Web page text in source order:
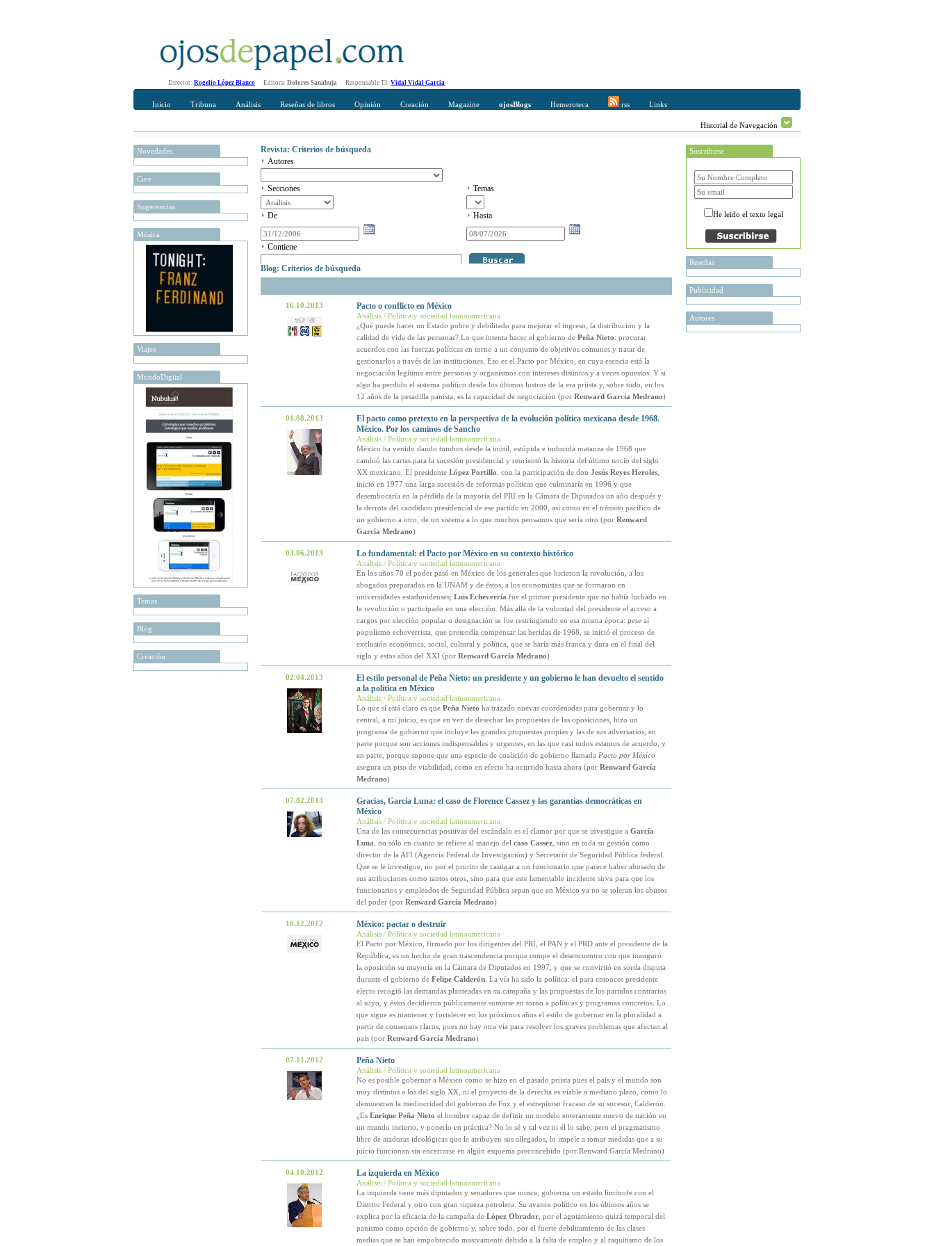
Director: Rogelio López Blanco Editora: Dolores Sanahuja Responsable TI: Vidal Vidal Garcia
Inicio Tribuna Análisis Reseñas de libros Opinión Creación Magazine ojosBlogs Hemeroteca rss Links
Historial de Navegación
Novedades
Cine
Sugerencias
Música
Viajes
MundoDigital
Temas
Blog
Creación
Revista: Criterios de búsqueda
Autores
Secciones Temas
De Hasta
Contiene
Blog: Criterios de búsqueda
16.10.2013 Pacto o conflicto en México
Análisis / Política y sociedad latinoamericana
¿Qué puede hacer un Estado pobre y debilitado para mejorar el ingreso, la distribución y la
calidad de vida de las personas? Lo que intenta hacer el gobierno de Peña Nieto: procurar
acuerdos con las fuerzas políticas en torno a un conjunto de objetivos comunes y tratar de
gestionarlos a través de las instituciones. Eso es el Pacto por México, en cuya esencia está la
negociación legítima entre personas y organismos con intereses distintos y a veces opuestos. Y si
algo ha perdido el sistema político desde los últimos lustros de la era priista y, sobre todo, en los
12 años de la pesadilla panista, es la capacidad de negociación (por Renward García Medrano)
01.08.2013
El pacto como pretexto en la perspectiva de la evolución política mexicana desde 1968.
México. Por los caminos de Sancho
Análisis / Política y sociedad latinoamericana
México ha venido dando tumbos desde la inútil, estúpida e inducida matanza de 1968 que
cambió las cartas para la sucesión presidencial y reorientó la historia del último tercio del siglo
XX mexicano. El presidente López Portillo , con la participación de don Jesús Reyes Heroles,
inició en 1977 una larga sucesión de reformas políticas que culminaría en 1996 y que
desembocaría en la pérdida de la mayoría del PRI en la Cámara de Diputados un año después y
la derrota del candidato presidencial de ese partido en 2000, así como en el tránsito pacífico de
un gobierno a otro, de un sistema a lo que muchos pensamos que sería otro (por Renward
García Medrano)
03.06.2013 Lo fundamental: el Pacto por México en su contexto histórico
Análisis / Política y sociedad latinoamericana
En los años 70 el poder pasó en México de los generales que hicieron la revolución, a los
abogados preparados en la UNAM y de éstos, a los economistas que se formaron en
universidades estadunidenses; Luis Echeverría fue el primer presidente que no había luchado en
la revolución o participado en una elección. Más allá de la voluntad del presidente el acceso a
cargos por elección popular o designación se fue restringiendo en esa misma época: pese al
populismo echeverrista, que pretendía compensar las heridas de 1968, se inició el proceso de
exclusión económica, social, cultural y política, que se haría más franca y dura en el final del
siglo y estos años del XXI (por Renward García Medrano)
02.04.2013
El estilo personal de Peña Nieto: un presidente y un gobierno le han devuelto el sentido
a la política en México
Análisis / Política y sociedad latinoamericana
Lo que sí está claro es que Peña Nieto ha trazado nuevas coordenadas para gobernar y lo
central, a mi juicio, es que en vez de desechar las propuestas de las oposiciones, hizo un
programa de gobierno que incluye las grandes propuestas propias y las de sus adversarios, en
parte porque son acciones indispensables y urgentes, en las que casi todos estamos de acuerdo, y
en parte, porque supone que una especie de coalición de gobierno llamada Pacto por México
asegura un piso de viabilidad, como en efecto ha ocurrido hasta ahora (por Renward García
Medrano)
07.02.2013
Gracias, García Luna: el caso de Florence Cassez y las garantías democráticas en
México
Análisis / Política y sociedad latinoamericana
Una de las consecuencias positivas del escándalo es el clamor por que se investigue a García
Luna , no sólo en cuanto se refiere al manejo del caso Cassez, sino en toda su gestión como
director de la AFI (Agencia Federal de Investigación) y Secretario de Seguridad Pública federal.
Que se le investigue, no por el prurito de castigar a un funcionario que parece haber abusado de
sus atribuciones como tantos otros, sino para que este lamentable incidente sirva para que los
funcionarios y empleados de Seguridad Pública sepan que en México ya no se toleran los abusos
del poder (por Renward García Medrano)
10.12.2012 México: pactar o destruir
Análisis / Política y sociedad latinoamericana
El Pacto por México, firmado por los dirigentes del PRI, el PAN y el PRD ante el presidente de la
República, es un hecho de gran trascendencia porque rompe el desencuentro con que inauguró
la oposición su mayoría en la Cámara de Diputados en 1997, y que se convirtió en sorda disputa
durante el gobierno de Felipe Calderón. La vía ha sido la política: el para entonces presidente
electo recogió las demandas planteadas en su campaña y las propuestas de los partidos contrarios
al suyo, y éstos decidieron públicamente sumarse en torno a políticas y programas concretos. Lo
que sigue es mantener y fortalecer en los próximos años el estilo de gobernar en la pluralidad a
partir de consensos claros, pues no hay otra vía para resolver los graves problemas que afectan al
país (por Renward García Medrano)
07.11.2012 Peña Nieto
Análisis / Política y sociedad latinoamericana
No es posible gobernar a México como se hizo en el pasado priista pues el país y el mundo son
muy distintos a los del siglo XX, ni el proyecto de la derecha es viable a mediano plazo, como lo
demuestran la mediocridad del gobierno de Fox y el estrepitoso fracaso de su sucesor, Calderón.
¿Es Enrique Peña Nieto el hombre capaz de definir un modelo enteramente nuevo de nación en
un mundo incierto, y ponerlo en práctica? No lo sé y tal vez ni él lo sabe, pero el pragmatismo
libre de ataduras ideológicas que le atribuyen sus allegados, lo impele a tomar medidas que a su
juicio funcionan sin encerrarse en algún esquema preconcebido (por Renward García Medrano)
04.10.2012 La izquierda en México
Análisis / Política y sociedad latinoamericana
La izquierda tiene más diputados y senadores que nunca, gobierna un estado limítrofe con el
Distrito Federal y otro con gran riqueza petrolera. Su avance político en los últimos años se
explica por la eficacia de la campaña de López Obrador, por el agotamiento quizá temporal del
panismo como opción de gobierno y, sobre todo, por el fuerte debilitamiento de las clases
medias que se han empobrecido masivamente debido a la falta de empleo y al raquitismo de los
Suscribirse
He leido el texto legal
Reseñas
Publicidad
Autores